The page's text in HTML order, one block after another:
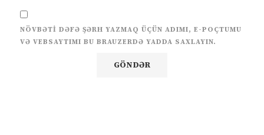
NÖVBƏTI DƏFƏ ŞƏRH YAZMAQ ÜÇÜN ADIMI, E-POÇTUMU
VƏ VEBSAYTIMI BU BRAUZERDƏ YADDA SAXLAYIN.